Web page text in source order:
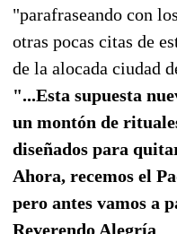
"parafraseando con
otras pocas citas de
de la alocada ciudad
"...Esta supuesta
un montón de
diseñados para
Ahora, recemos el
pero antes vamos a
Reverendo Alegría